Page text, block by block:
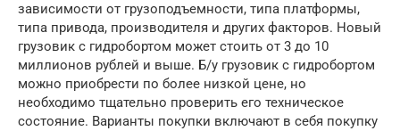
зависимости от грузоподъемности, типа платформы,
типа привода, производителя и других факторов. Новый
грузовик с гидробортом может стоить от 3 до 10
миллионов рублей и выше. Б/у грузовик с гидробортом
можно приобрести по более низкой цене, но
необходимо тщательно проверить его техническое
состояние. Варианты покупки включают в себя покупку